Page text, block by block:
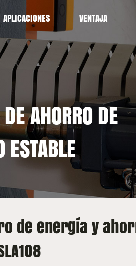
APLICACIONES VENTAJA
AHORRO DE
ESTABLE
de energía y